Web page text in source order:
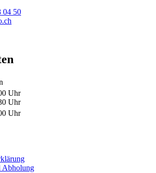
04 50
Uhr
Uhr
Uhr
Abholung